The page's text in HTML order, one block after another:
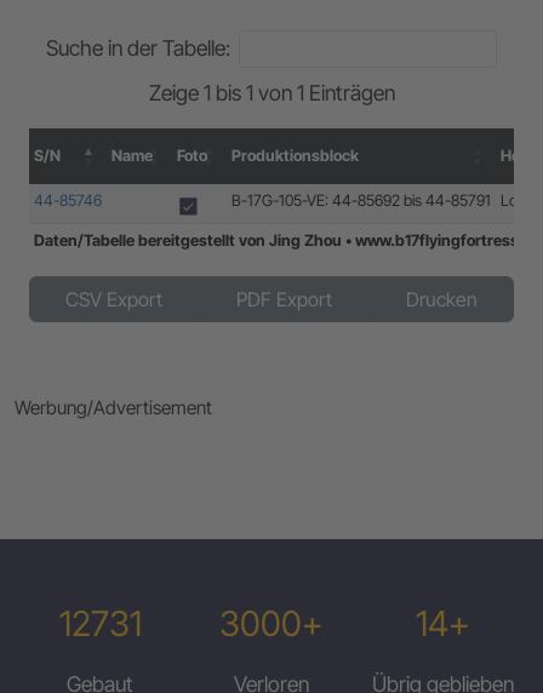
Suche in der Tabelle:
Zeige 1 bis 1 von 1 Einträgen
S/N Name Foto Produktionsblock
Daten/Tabelle bereitgestellt von Jing Zhou •
S/N Foto Produktionsblock
44-85746 B-17G-105-VE: 44-85692 bis 44-85791
Daten/Tabelle bereitgestellt von Jing Zhou •
CSV Export PDF Export Drucken
Werbung/Advertisement
12731
Gebaut
3000+
Verloren
14+
Übrig geblieben